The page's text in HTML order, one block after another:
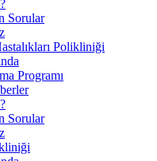
Sorular
Polikliniği
Programı
Sorular